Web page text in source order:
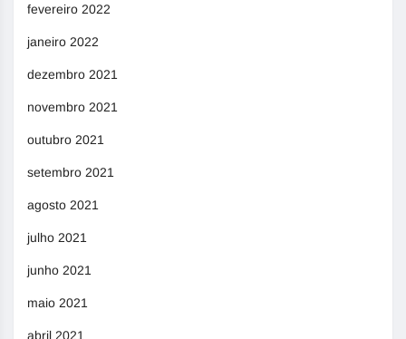
fevereiro 2022
janeiro 2022
dezembro 2021
novembro 2021
outubro 2021
setembro 2021
agosto 2021
julho 2021
junho 2021
maio 2021
abril 2021